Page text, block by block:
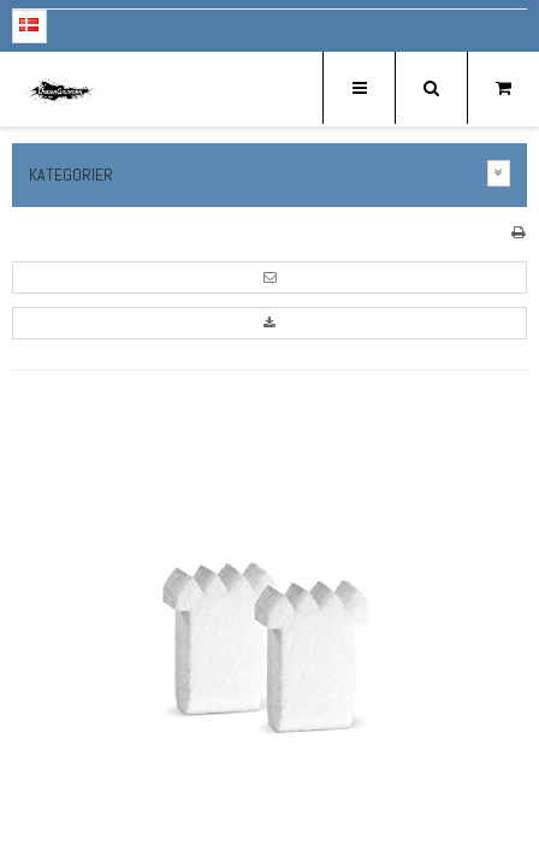
KATEGORIER